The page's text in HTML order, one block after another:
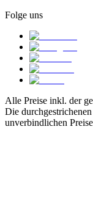
Folge uns
Alle Preise inkl. der
Die
unverbindlichen